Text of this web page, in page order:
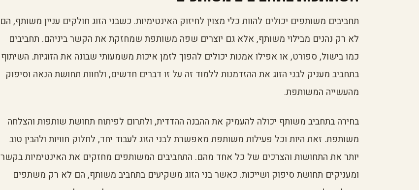
תחביבים משותפים יכולים להוות כלי מצוין לחיזוק האינטימיות. כשבני הזוג חולקים עניין משותף, הם
לא רק נהנים מבילוי משותף, אלא גם יוצרים שפה משותפת שמחזקת את הקשר ביניהם. תחביבים
כמו בישול, ספורט, או אפילו אמנות יכולים להפוך לזמן איכות משמעותי שבונה את הזוגיות. השיתוף
בתחביב מעניק לבני הזוג את ההזדמנות ללמוד זה על זו דברים חדשים, ולחוות תחושת הנאה וסיפוק
מהעשייה המשותפת.
בחירה בתחביב משותף יכולה להעמיק את ההבנה ההדדית, ולתרום לפיתוח תחושת שותפות והצלחה
משותפת. זאת היות וכל פעילות משותפת מאפשרת לבני הזוג לעבוד יחד, לחלוק חוויות ולהבין טוב
יותר את התחושות והצרכים של כל אחד מהם. התחביבים המשותפים מחזקים את האינטימיות בקשר
ומעניקים תחושת סיפוק ושייכות. כאשר בני הזוג משקיעים בתחביב משותף, הם לא רק משתפים